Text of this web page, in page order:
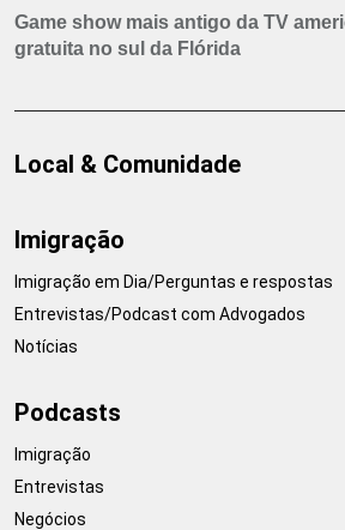
Game show mais antigo da TV
gratuita no sul da Flórida
Local & Comunidade
Imigração
Imigração em Dia/Perguntas e respostas
Entrevistas/Podcast com Advogados
Notícias
Podcasts
Imigração
Entrevistas
Negócios